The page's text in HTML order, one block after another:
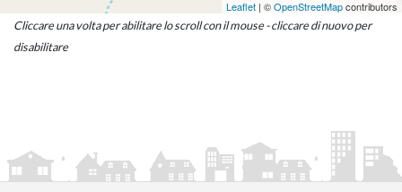
Leaflet | ©OpenStreetMapcontributors
Cliccare una volta per abilitare lo scroll con il mouse - cliccare di nuovo per
disabilitare